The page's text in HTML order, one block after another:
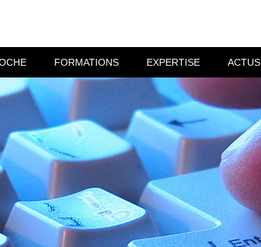
FORMATIONS EXPERTISE ACTUS